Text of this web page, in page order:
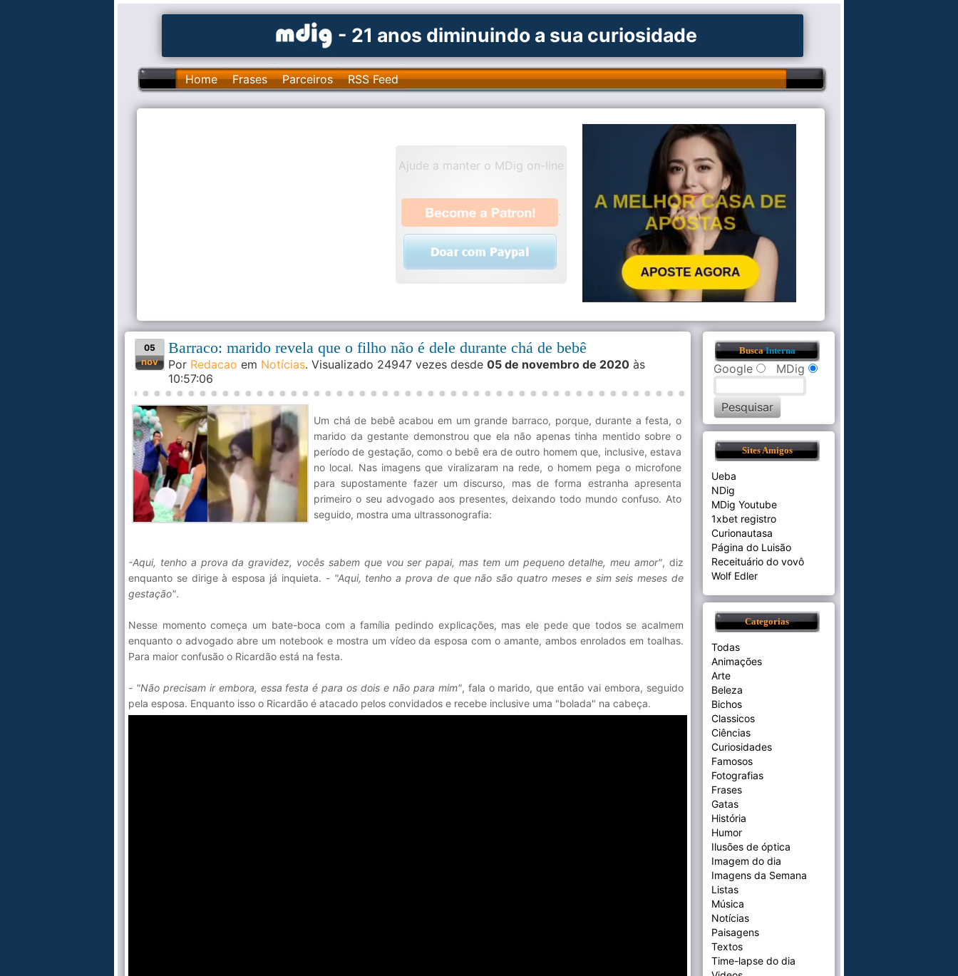
- 21 anos diminuindo a sua curiosidade
Home Frases Parceiros RSS Feed
Ajude a manter o MDig on-line
.
05
nov
Barraco: marido revela que o filho não é dele durante chá de bebê
Por Redacao em Notícias. Visualizado 24947 vezes desde 05 de novembro de 2020 às
10:57:06
Um chá de bebê acabou em um grande barraco, porque, durante a festa, o
marido da gestante demonstrou que ela não apenas tinha mentido sobre o
período de gestação, como o bebê era de outro homem que, inclusive, estava
no local. Nas imagens que viralizaram na rede, o homem pega o microfone
para supostamente fazer um discurso, mas de forma estranha apresenta
primeiro o seu advogado aos presentes, deixando todo mundo confuso. Ato
seguido, mostra uma ultrassonografia:
-Aqui, tenho a prova da gravidez, vocês sabem que vou ser papai, mas tem um pequeno detalhe, meu amor", diz
enquanto se dirige à esposa já inquieta. - "Aqui, tenho a prova de que não são quatro meses e sim seis meses de
gestação".
Nesse momento começa um bate-boca com a família pedindo explicações, mas ele pede que todos se acalmem
enquanto o advogado abre um notebook e mostra um vídeo da esposa com o amante, ambos enrolados em toalhas.
Para maior confusão o Ricardão está na festa.
- "Não precisam ir embora, essa festa é para os dois e não para mim", fala o marido, que então vai embora, seguido
pela esposa. Enquanto isso o Ricardão é atacado pelos convidados e recebe inclusive uma "bolada" na cabeça.
BuscaInterna
Google MDig
Sites Amigos
Ueba
NDig
MDig Youtube
1xbet registro
Curionautasa
Página do Luisão
Receituário do vovô
Wolf Edler
Categorias
Todas
Animações
Arte
Beleza
Bichos
Classicos
Ciências
Curiosidades
Famosos
Fotografias
Frases
Gatas
História
Humor
Ilusões de óptica
Imagem do dia
Imagens da Semana
Listas
Música
Notícias
Paisagens
Textos
Time-lapse do dia